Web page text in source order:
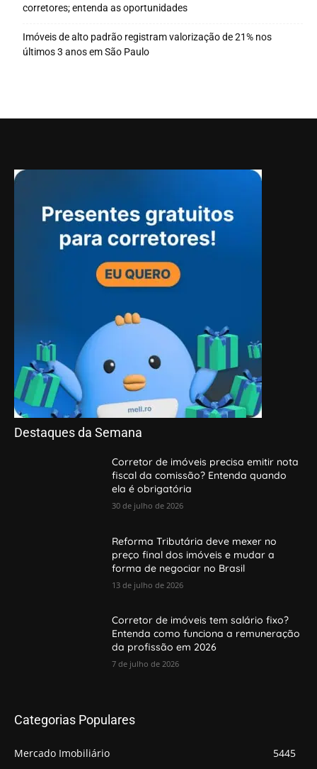
corretores; entenda as oportunidades
Imóveis de alto padrão registram valorização de 21% nos
últimos 3 anos em São Paulo
Destaques da Semana
Corretor de imóveis precisa emitir nota
fiscal da comissão? Entenda quando
ela é obrigatória
30 de julho de 2026
Reforma Tributária deve mexer no
preço final dos imóveis e mudar a
forma de negociar no Brasil
13 de julho de 2026
Corretor de imóveis tem salário fixo?
Entenda como funciona a remuneração
da profissão em 2026
7 de julho de 2026
Categorias Populares
Mercado Imobiliário
5445